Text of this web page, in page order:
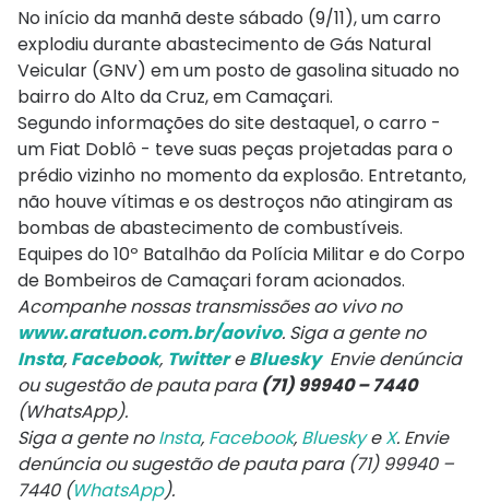
No início da manhã deste sábado (9/11), um carro
explodiu durante abastecimento de Gás Natural
Veicular (GNV) em um posto de gasolina situado no
bairro do Alto da Cruz, em Camaçari.
Segundo informações do site destaque1, o carro -
um Fiat Doblô - teve suas peças projetadas para o
prédio vizinho no momento da explosão. Entretanto,
não houve vítimas e os destroços não atingiram as
bombas de abastecimento de combustíveis.
Equipes do 10º Batalhão da Polícia Militar e do Corpo
de Bombeiros de Camaçari foram acionados.
Acompanhe nossas transmissões ao vivo no
www.aratuon.com.br/aovivo. Siga a gente no
Insta, Facebook, Twittere BlueskyEnvie denúncia
ou sugestão de pauta para (71) 99940 – 7440
(WhatsApp).
Siga a gente noInsta, Facebook, BlueskyeX. Envie
denúncia ou sugestão de pauta para (71) 99940 –
7440 (WhatsApp).